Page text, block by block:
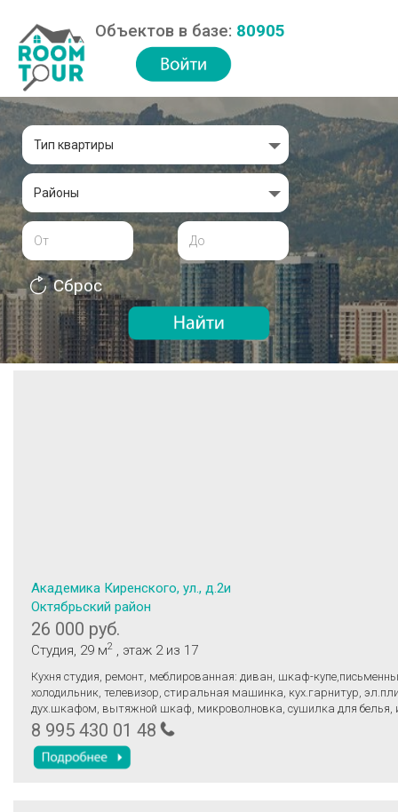
Объектов в базе: 80905
Тип квартиры
Районы
Сброс
Академика Киренского, ул., д.2и
Октябрьский район
26 000 руб.
Студия, 29 м2 , этаж 2из 17
Кухня студия, ремонт, меблированная: диван, шкаф-
холодильник, телевизор, стиральная машинка, кух.гарнитур,
дух.шкафом, вытяжной шкаф, микроволновка, сушилка для белья,
лайн, кабельное телевидение, современный ремонт, железная
замками (все есть для жизни, кроме пастельного белья) . Дом в
одной остановке от корпусов СФУ Политеха и главного корпуса
сразу за первый и последний месяц. Все включено! С
8 995 430 01 48